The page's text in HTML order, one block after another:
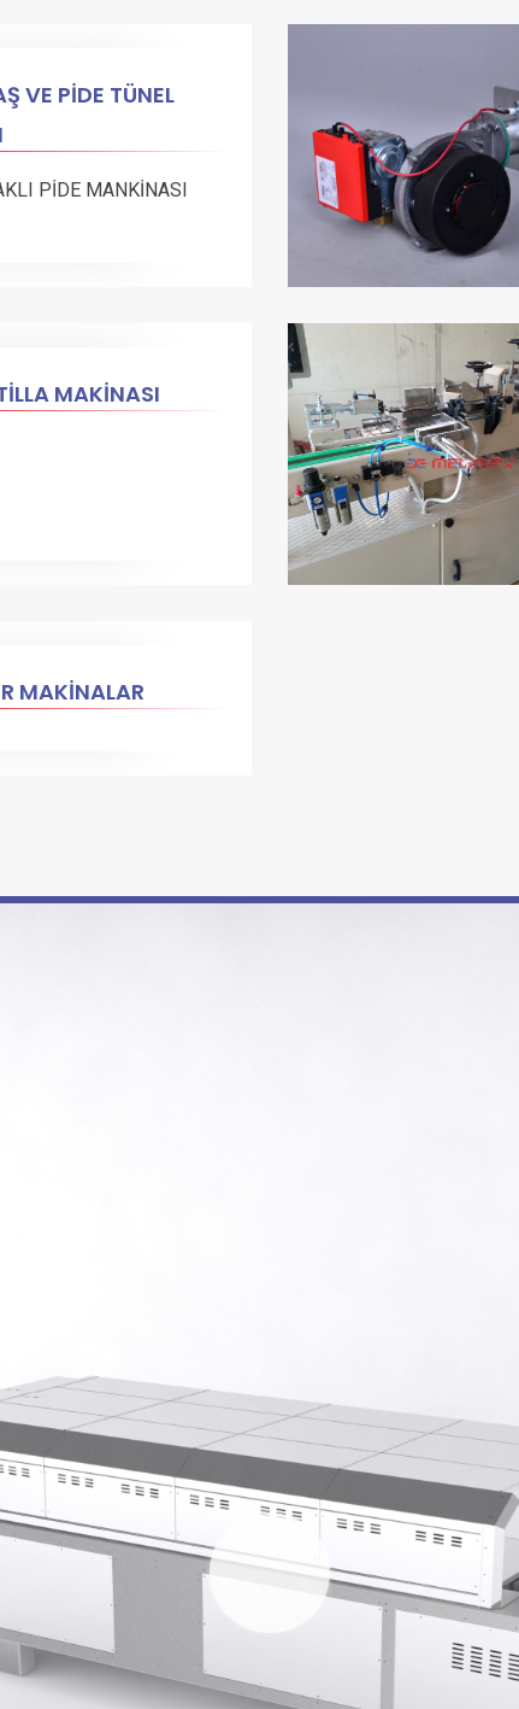
VE PİDE TÜNEL
PİDE MANKİNASI
MAKİNASI
MAKİNALAR